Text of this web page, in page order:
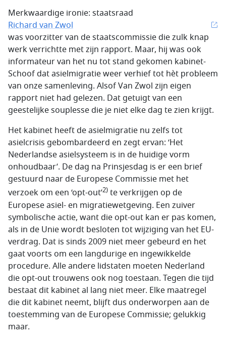
Merkwaardige ironie: staatsraad
Richard van Zwol
was voorzitter van de staatscommissie die zulk knap
werk verrichtte met zijn rapport. Maar, hij was ook
informateur van het nu tot stand gekomen kabinet-
Schoof dat asielmigratie weer verhief tot hèt probleem
van onze samenleving. Alsof Van Zwol zijn eigen
rapport niet had gelezen. Dat getuigt van een
geestelijke souplesse die je niet elke dag te zien krijgt.
Het kabinet heeft de asielmigratie nu zelfs tot
asielcrisis gebombardeerd en zegt ervan: ‘Het
Nederlandse asielsysteem is in de huidige vorm
onhoudbaar’. De dag na Prinsjesdag is er een brief
gestuurd naar de Europese Commissie met het
verzoek om een ‘opt-out’2) te verkrijgen op de
Europese asiel- en migratiewetgeving. Een zuiver
symbolische actie, want die opt-out kan er pas komen,
als in de Unie wordt besloten tot wijziging van het EU-
verdrag. Dat is sinds 2009 niet meer gebeurd en het
gaat voorts om een langdurige en ingewikkelde
procedure. Alle andere lidstaten moeten Nederland
die opt-out trouwens ook nog toestaan. Tegen die tijd
bestaat dit kabinet al lang niet meer. Elke maatregel
die dit kabinet neemt, blijft dus onderworpen aan de
toestemming van de Europese Commissie; gelukkig
maar.